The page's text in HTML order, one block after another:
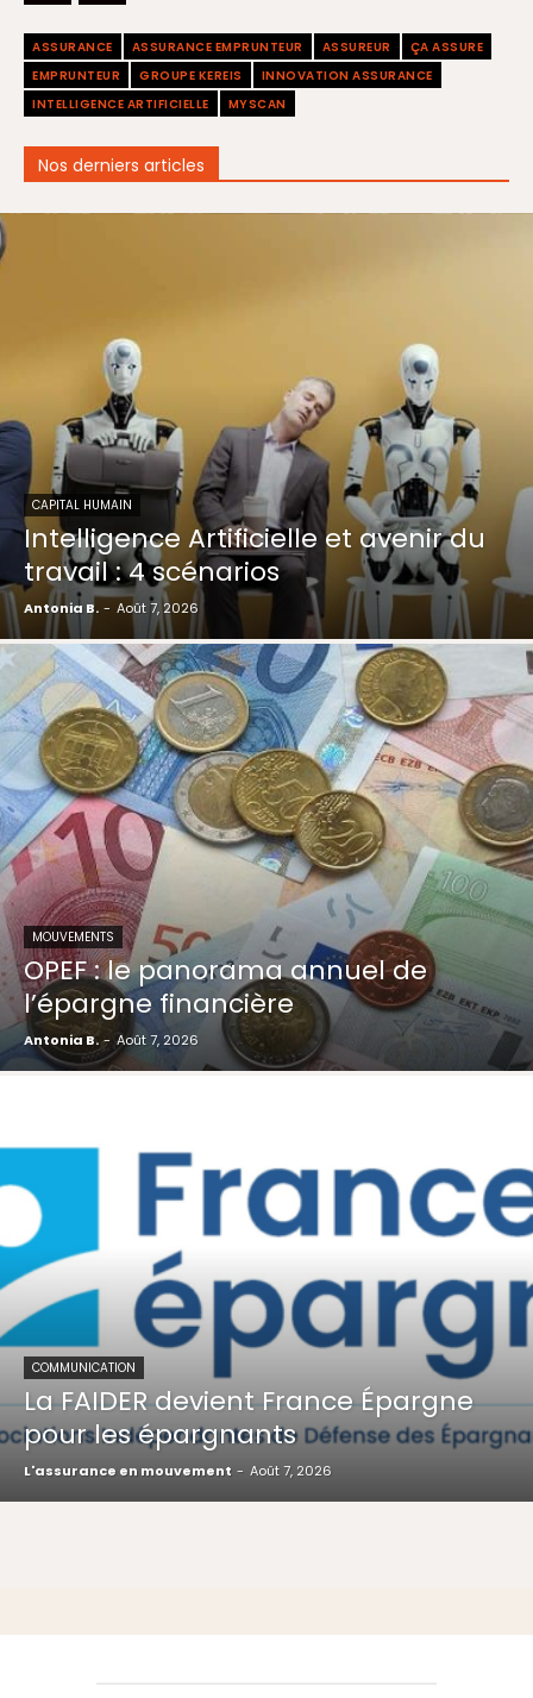
ASSURANCE ASSURANCE EMPRUNTEUR ASSUREUR
ÇA ASSURE
EMPRUNTEUR
GROUPE KEREIS
INNOVATION ASSURANCE
INTELLIGENCE ARTIFICIELLE
MYSCAN
Nos derniers articles
CAPITAL HUMAIN
Intelligence Artificielle et avenir du
travail : 4 scénarios
Antonia B. - Août 7, 2026
MOUVEMENTS
OPEF : le panorama annuel de
l’épargne financière
Antonia B. - Août 7, 2026
COMMUNICATION
La FAIDER devient France Épargne
pour les épargnants
L'assurance en mouvement - Août 7, 2026